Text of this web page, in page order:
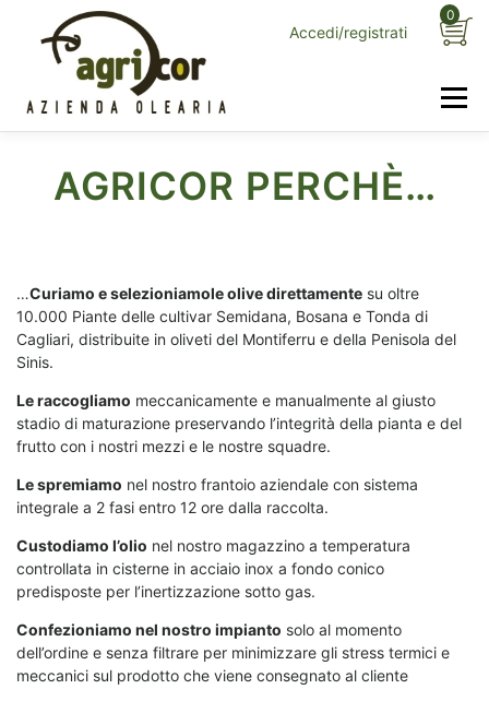
contenuto
0
Accedi/registrati
Menu
CONTATTI
AGRICOR PERCHÈ…
…Curiamo e selezioniamole olive direttamente su oltre
10.000 Piante delle cultivar Semidana, Bosana e Tonda di
Cagliari, distribuite in oliveti del Montiferru e della Penisola del
Sinis.
Le raccogliamo meccanicamente e manualmente al giusto
stadio di maturazione preservando l’integrità della pianta e del
frutto con i nostri mezzi e le nostre squadre.
Le spremiamo nel nostro frantoio aziendale con sistema
integrale a 2 fasi entro 12 ore dalla raccolta.
Custodiamo l’olio nel nostro magazzino a temperatura
controllata in cisterne in acciaio inox a fondo conico
predisposte per l’inertizzazione sotto gas.
Confezioniamo nel nostro impianto solo al momento
dell’ordine e senza filtrare per minimizzare gli stress termici e
meccanici sul prodotto che viene consegnato al cliente